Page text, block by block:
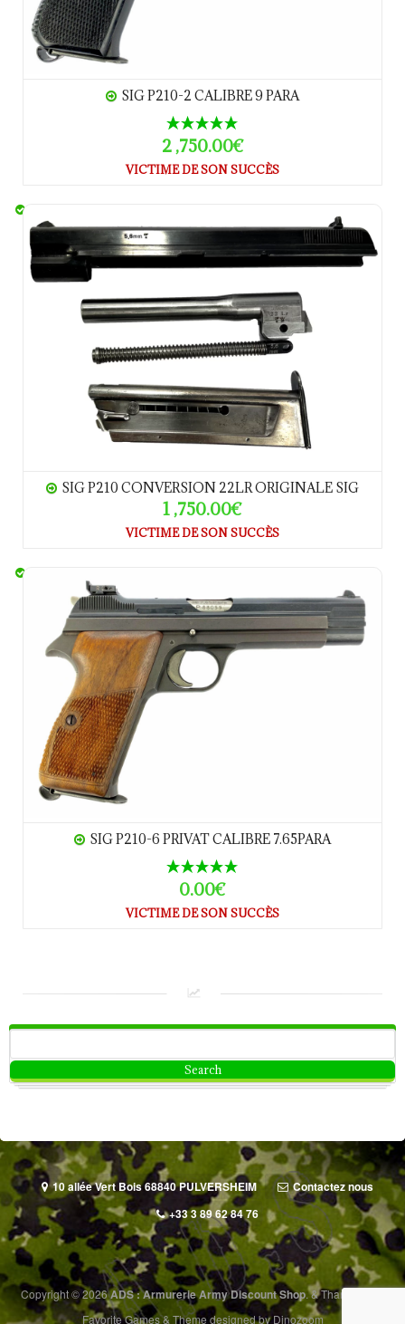
SIG P210-2 CALIBRE 9 PARA
2 ,750.00€
VICTIME DE SON SUCCÈS
SIG P210 Conversion 22LR ORIGINALE SIG
SIG P210 CONVERSION 22LR ORIGINALE SIG
1 ,750.00€
VICTIME DE SON SUCCÈS
SIG P210-6 Privat calibre 7.65Para
SIG P210-6 PRIVAT CALIBRE 7.65PARA
0.00€
VICTIME DE SON SUCCÈS
10 allée Vert Bois 68840 PULVERSHEIM
Contactez nous
+33 3 89 62 84 76
Copyright © 2026ADS : Armurerie Army Discount Shop.&Thanks to
Favorite Games&Theme designed byDinozoom